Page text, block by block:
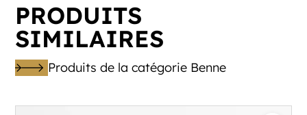
PRODUITS
SIMILAIRES
Produits de la catégorie Benne